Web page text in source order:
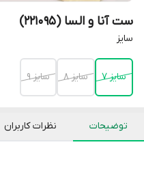
ست آنا و السا (221095)
سایز
سایز 7 سایز 8 سایز 9
توضیحات نظرات کاربران